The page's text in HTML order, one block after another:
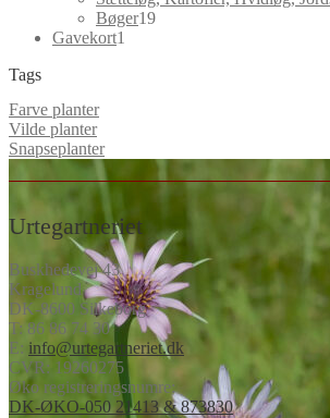
Bøger1919
Gavekort1
Tags
Farve planter
Vilde planter
Snapseplanter
Urtegartneriet
Buskhedevej 43
Kragelund
DK-8600 Silkeborg
T: 86 86 74 30
E: info@urtegartneriet.dk
CVR: 19260275
Øko registreringsnumre:
DK-ØKO-050 21413 & 873830